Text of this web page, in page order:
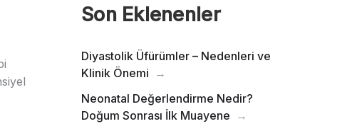
Son Eklenenler
Diyastolik Üfürümler – Nedenleri ve
Klinik Önemi
Neonatal Değerlendirme Nedir?
Doğum Sonrası İlk Muayene